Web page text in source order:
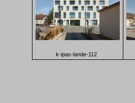
k-ipas-lande-112